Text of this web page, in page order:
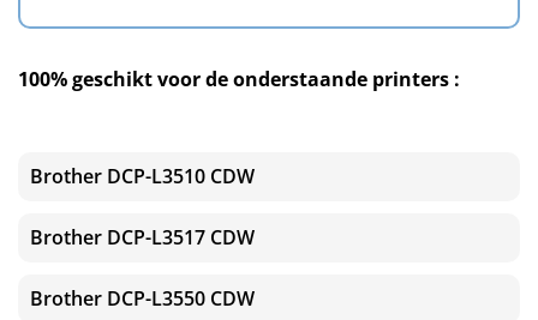
100% geschikt voor de onderstaande printers :
Brother DCP-L3510 CDW
Brother DCP-L3517 CDW
Brother DCP-L3550 CDW